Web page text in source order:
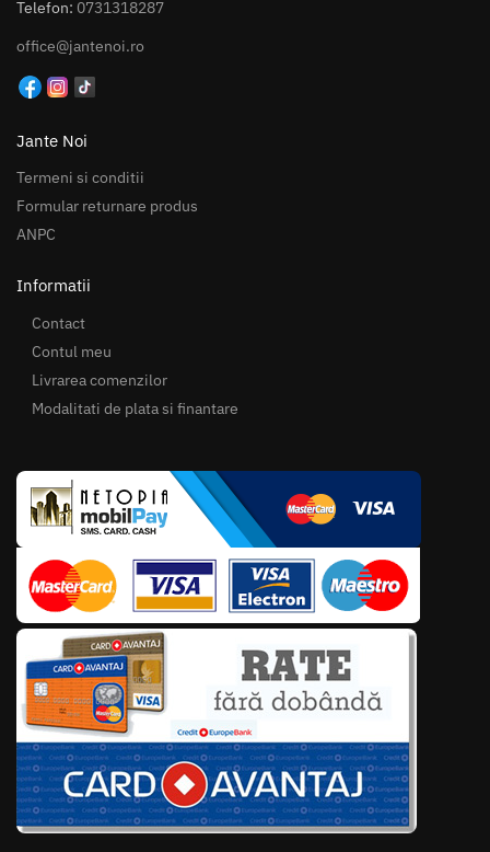
Telefon: 0731318287
office@jantenoi.ro
Jante Noi
Termeni si conditii
Formular returnare produs
ANPC
Informatii
Contact
Contul meu
Livrarea comenzilor
Modalitati de plata si finantare